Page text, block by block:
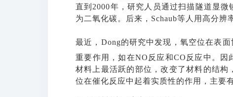
直到2000年，研究人员通过扫描隧道显
为二氧化碳。后来，Schaub等人用高分
最近， Dong的研究中发现，氧空位在表
重要作用，如在NO反应和CO反应中。因
材料上最活跃的部位，改变了材料的结
位在催化反应中起着实质性的作用，主要